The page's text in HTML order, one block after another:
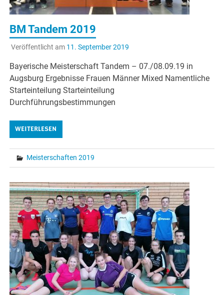
BM Tandem 2019
Veröffentlicht am 11. September 2019
Bayerische Meisterschaft Tandem – 07./08.09.19 in
Augsburg Ergebnisse Frauen Männer Mixed Namentliche
Starteinteilung Starteinteilung
Durchführungsbestimmungen
WEITERLESEN
Meisterschaften 2019